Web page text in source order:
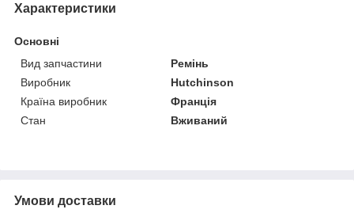
Характеристики
Основні
Вид запчастини
Ремінь
Виробник
Hutchinson
Країна виробник
Франція
Стан
Вживаний
Умови доставки